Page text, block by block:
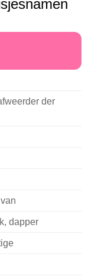
der
dapper